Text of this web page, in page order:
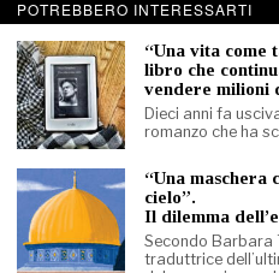
© 2026- TUTTI I
La Discussione S.r.l. – Piazza
C.F. e P. IVA
Registrazione Tribunale di
La società editrice è
POTREBBERO INTERESSARTI
“Una vita come
libro che
vendere milioni
Dieci anni fa
romanzo che ha
“Una maschera
cielo”.
Il dilemma
Secondo Barbara
traduttrice